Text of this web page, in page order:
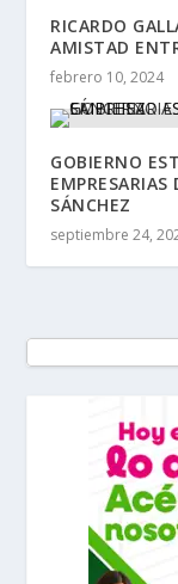
RICARDO
AMISTAD
febrero 10, 2024
GOBIERNO
EMPRESARIAS
SÁNCHEZ
septiembre 24,